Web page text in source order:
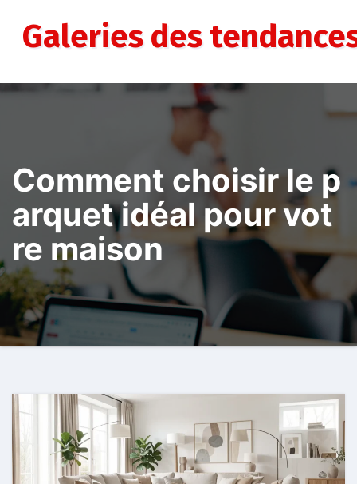
contenuGaleries des
Comment choisir le p
arquet idéal pour vot
re maison